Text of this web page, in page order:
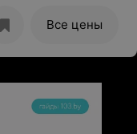
работу и
держат
врача и
Николаевичу !
и
вы лучший!
Все цены